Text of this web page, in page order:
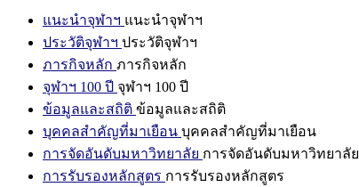
แนะนำจุฬาฯ แนะนำจุฬาฯ
ประวัติจุฬาฯ ประวัติจุฬาฯ
ภารกิจหลัก ภารกิจหลัก
จุฬาฯ 100 ปี จุฬาฯ 100 ปี
ข้อมูลและสถิติ ข้อมูลและสถิติ
บุคคลสำคัญที่มาเยือน บุคคลสำคัญที่มาเยือน
การจัดอันดับมหาวิทยาลัย การจัดอันดับมหาวิทยาลัย
การรับรองหลักสูตร การรับรองหลักสูตร